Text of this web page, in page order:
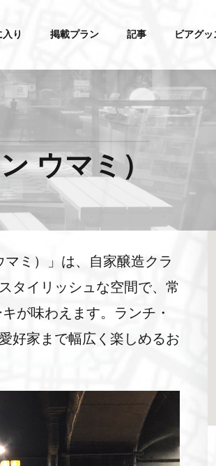
り 掲載プラン 記事 ビアグッ
ウマミ）
ミ）」は、自家醸造クラ
タイリッシュな空間で、常
が味わえます。ランチ・
好家まで幅広く楽しめるお